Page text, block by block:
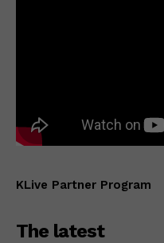
KLive Partner Program
The latest